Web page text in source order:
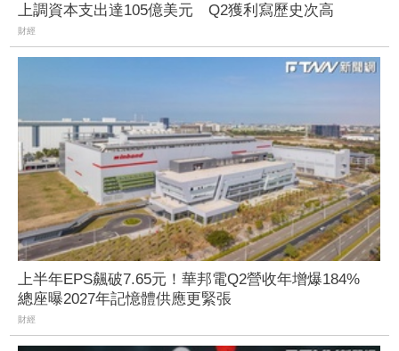
上調資本支出達105億美元 Q2獲利寫歷史次高
財經
上半年EPS飆破7.65元！華邦電Q2營收年增爆184%
總座曝2027年記憶體供應更緊張
財經